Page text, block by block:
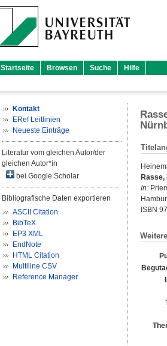
Startseite Browsen Suche Hilfe
Kontakt
ERef Leitlinien
Neueste Einträge
Literatur vom gleichen Autor/der
gleichen Autor*in
bei Google Scholar
Bibliografische Daten exportieren
ASCII Citation
BibTeX
EP3 XML
EndNote
HTML Citation
Multiline CSV
Reference Manager
In:
ISBN